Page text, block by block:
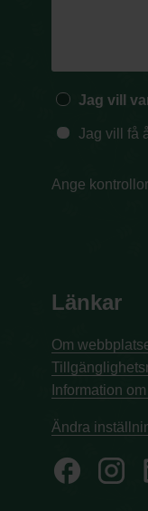
Jag vill
Jag vill få
Ange
Länkar
Om
Information
Ändra
facebook